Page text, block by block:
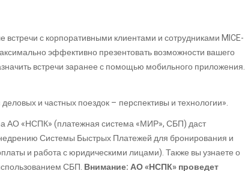
с корпоративными клиентами и сотрудниками MICE-
эффективно презентовать возможности вашего
встречи заранее с помощью мобильного приложения.
и частных поездок – перспективы и технологии».
АО «НСПК» (платежная система «МИР», СБП) даст
Системы Быстрых Платежей для бронирования и
и работа с юридическими лицами). Также вы узнаете о
СБП. Внимание: АО «НСПК» проведет